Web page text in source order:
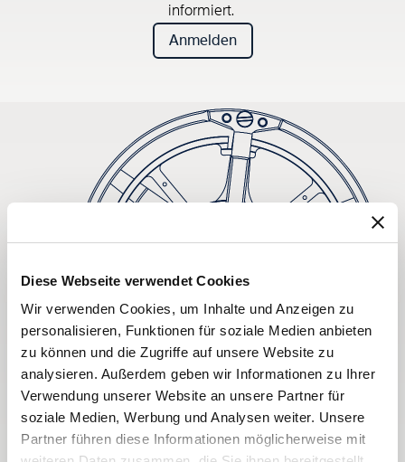
Diese Webseite verwendet Cookies
Wir verwenden Cookies, um Inhalte und Anzeigen zu
personalisieren, Funktionen für soziale Medien anbieten
zu können und die Zugriffe auf unsere Website zu
analysieren. Außerdem geben wir Informationen zu Ihrer
Verwendung unserer Website an unsere Partner für
soziale Medien, Werbung und Analysen weiter. Unsere
Partner führen diese Informationen möglicherweise mit
informiert.
Anmelden